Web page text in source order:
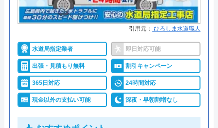
広島水道センターのクチコミ on
件のクチコミ）
※クチコミの内容について
* Peco
おたすけステーション365は、株式会社リマドが運
営する年中無休体制で緊急駆けつけ修理をおこなう
水まわりトラブル解決のサービスです。
全国統一価格で、北は北海道から南は熊本県まで対
応します。
見積もりは無料ですので、まずはお電話でご相談く
引用元： ひろしま水道職人
水道局指定業者 即日対応可能
出張・見積もり無料 割引キャンペーン
365日対応 24時間対応
現金以外の支払い可能 深夜・早朝割増なし